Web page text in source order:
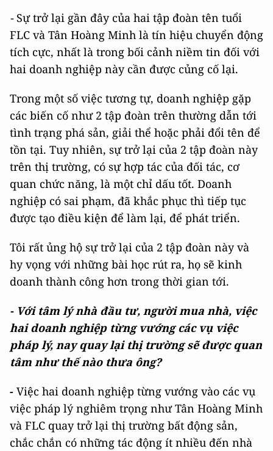
- Sự trở lại gần đây của hai tập đoàn tên tuổi
FLC và Tân Hoàng Minh là tín hiệu chuyển động
tích cực, nhất là trong bối cảnh niềm tin đối với
hai doanh nghiệp này cần được củng cố lại.
Trong một số việc tương tự, doanh nghiệp gặp
các biến cố như 2 tập đoàn trên thường dẫn tới
tình trạng phá sản, giải thể hoặc phải đổi tên để
tồn tại. Tuy nhiên, sự trở lại của 2 tập đoàn này
trên thị trường, có sự hợp tác của đối tác, cơ
quan chức năng, là một chỉ dấu tốt. Doanh
nghiệp có sai phạm, đã khắc phục thì tiếp tục
được tạo điều kiện để làm lại, để phát triển.
Tôi rất ủng hộ sự trở lại của 2 tập đoàn này và
hy vọng với những bài học rút ra, họ sẽ kinh
doanh thành công hơn trong thời gian tới.
- Với tâm lý nhà đầu tư, người mua nhà, việc
hai doanh nghiệp từng vướng các vụ việc
pháp lý, nay quay lại thị trường sẽ được quan
tâm như thế nào thưa ông?
- Việc hai doanh nghiệp từng vướng vào các vụ
việc pháp lý nghiêm trọng như Tân Hoàng Minh
và FLC quay trở lại thị trường bất động sản,
chắc chắn có những tác động ít nhiều đến nhà